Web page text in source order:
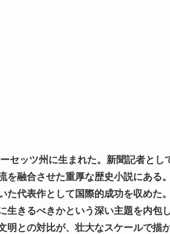
セッツ州に生まれた。新聞記者とし
を融合させた重厚な歴史小説にある
た代表作として国際的成功を収めた
生きるべきかという深い主題を内包
との対比が、壮大なスケールで描